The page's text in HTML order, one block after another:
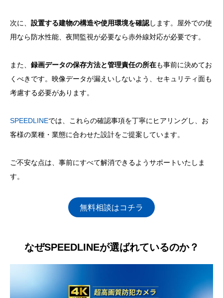
次に、 設置する建物の構造や使用環境を確認します。屋外での使
用なら防水性能、夜間監視が必要なら赤外線対応が必要です。
また、 録画データの保存方法と管理責任の所在も事前に決めてお
くべきです。映像データが漏えいしないよう、セキュリティ面も
考慮する必要があります。
SPEEDLINEでは、これらの確認事項を丁寧にヒアリングし、お
客様の業種・業態に合わせた設計をご提案しています。
ご不安な点は、事前にすべて解消できるようサポートいたしま
す。
無料相談はコチラ
なぜSPEEDLINEが選ばれているのか？